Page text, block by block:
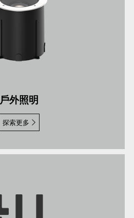
戶外照明
探索更多